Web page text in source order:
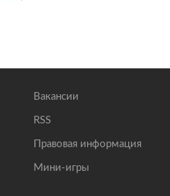
Вакансии
RSS
Правовая информация
Мини-игры